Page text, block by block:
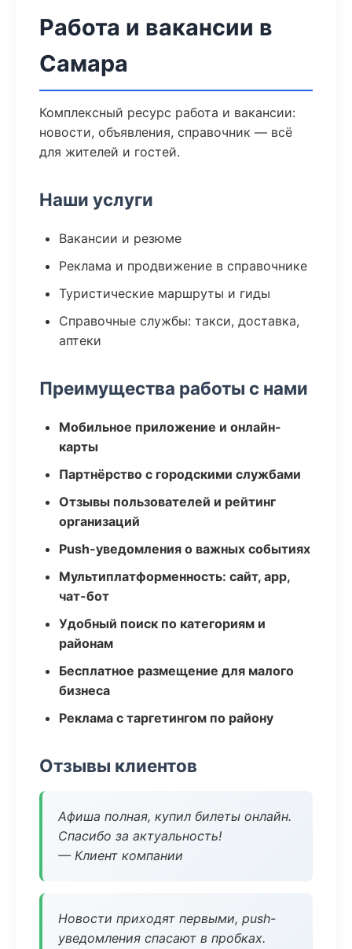
Работа и вакансии в
Самара
Комплексный ресурс работа и вакансии:
новости, объявления, справочник — всё
для жителей и гостей.
Наши услуги
Вакансии и резюме
Реклама и продвижение в справочнике
Туристические маршруты и гиды
Справочные службы: такси, доставка,
аптеки
Преимущества работы с нами
Мобильное приложение и онлайн-
карты
Партнёрство с городскими службами
Отзывы пользователей и рейтинг
организаций
Push-уведомления о важных событиях
Мультиплатформенность: сайт, app,
чат-бот
Удобный поиск по категориям и
районам
Бесплатное размещение для малого
бизнеса
Реклама с таргетингом по району
Отзывы клиентов
Афиша полная, купил билеты онлайн.
Спасибо за актуальность!
— Клиент компании
Новости приходят первыми, push-
уведомления спасают в пробках.